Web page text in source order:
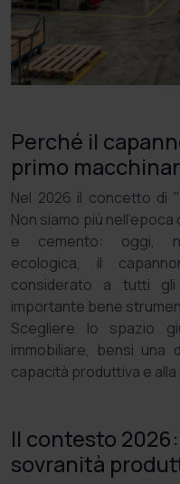
Perché il
primo
Nel 2026 il concetto di
Non siamo più
e cemento: oggi,
ecologica, il
considerato a tutti
importante bene
Scegliere lo spazio
immobiliare, bensì una
capacità produttiva e
Il contesto
sovranità